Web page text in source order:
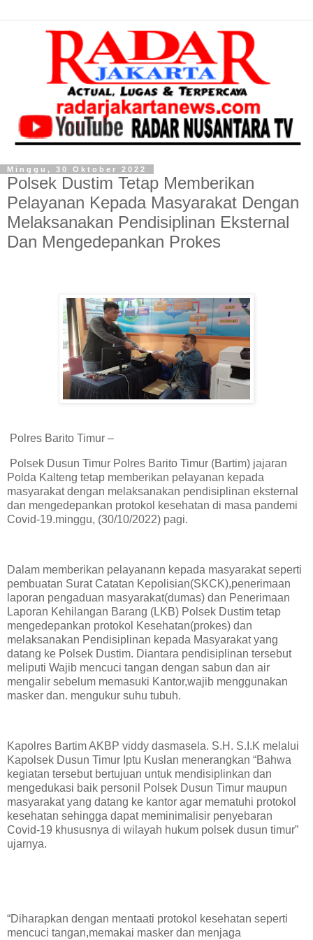
Minggu, 30 Oktober 2022
Polsek Dustim Tetap Memberikan
Pelayanan Kepada Masyarakat Dengan
Melaksanakan Pendisiplinan Eksternal
Dan Mengedepankan Prokes
Polres Barito Timur –
Polsek Dusun Timur Polres Barito Timur (Bartim) jajaran
Polda Kalteng tetap memberikan pelayanan kepada
masyarakat dengan melaksanakan pendisiplinan eksternal
dan mengedepankan protokol kesehatan di masa pandemi
Covid-19.minggu, (30/10/2022) pagi.
Dalam memberikan pelayanann kepada masyarakat seperti
pembuatan Surat Catatan Kepolisian(SKCK),penerimaan
laporan pengaduan masyarakat(dumas) dan Penerimaan
Laporan Kehilangan Barang (LKB) Polsek Dustim tetap
mengedepankan protokol Kesehatan(prokes) dan
melaksanakan Pendisiplinan kepada Masyarakat yang
datang ke Polsek Dustim. Diantara pendisiplinan tersebut
meliputi Wajib mencuci tangan dengan sabun dan air
mengalir sebelum memasuki Kantor,wajib menggunakan
masker dan. mengukur suhu tubuh.
Kapolres Bartim AKBP viddy dasmasela. S.H. S.I.K melalui
Kapolsek Dusun Timur Iptu Kuslan menerangkan “Bahwa
kegiatan tersebut bertujuan untuk mendisiplinkan dan
mengedukasi baik personil Polsek Dusun Timur maupun
masyarakat yang datang ke kantor agar mematuhi protokol
kesehatan sehingga dapat meminimalisir penyebaran
Covid-19 khususnya di wilayah hukum polsek dusun timur”
ujarnya.
“Diharapkan dengan mentaati protokol kesehatan seperti
mencuci tangan,memakai masker dan menjaga